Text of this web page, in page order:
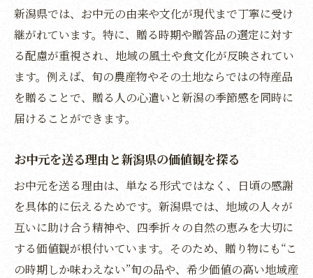
お中元で伝わる感謝の気持ちと新潟の季節
感
新潟県のお中元に込める思いを丁寧に届け
る
お中元を贈ることで感じる新潟の四季の豊
かさ
方法
新潟の贈り物で季節の彩りと感謝を表現
お中元で心温まる新潟県の交流を深める
時期を逃した場合のお中元マナー解説
お中元の時期を過ぎた際の新潟県での対応
新潟県では、お中元の由来や文化が現代まで丁寧に受け
継がれています。特に、贈る時期や贈答品の選定に対す
る配慮が重視され、地域の風土や食文化が反映されてい
ます。例えば、旬の農産物やその土地ならではの特産品
を贈ることで、贈る人の心遣いと新潟の季節感を同時に
届けることができます。
お中元を送る理由と新潟県の価値観を探る
お中元を送る理由は、単なる形式ではなく、日頃の感謝
を具体的に伝えるためです。新潟県では、地域の人々が
互いに助け合う精神や、四季折々の自然の恵みを大切に
する価値観が根付いています。そのため、贈り物にも“こ
の時期しか味わえない”旬の品や、希少価値の高い地域産